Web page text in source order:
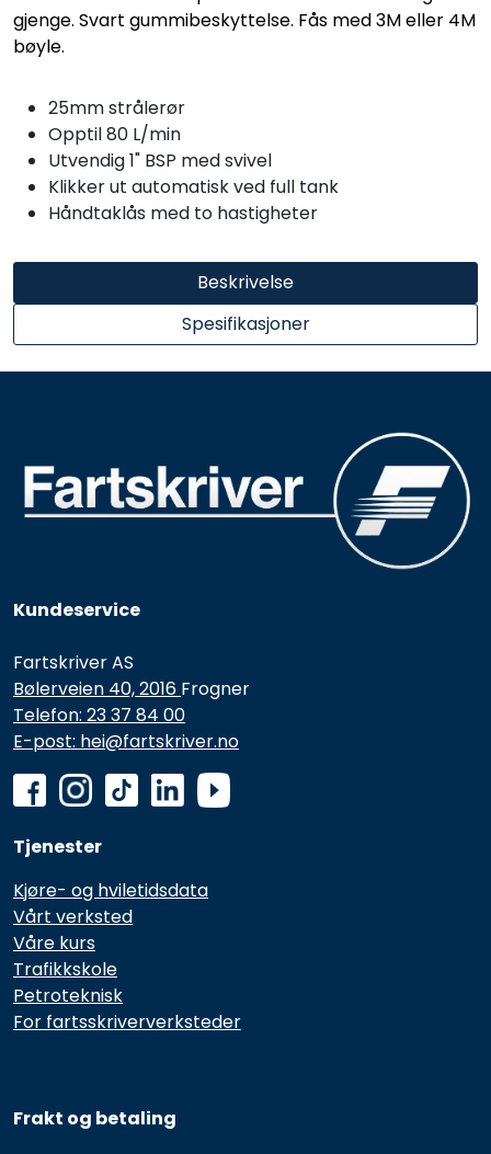
gjenge. Svart gummibeskyttelse. Fås med 3M eller 4M
bøyle.
Beskrivelse
Spesifikasjoner
25mm strålerør
Opptil 80 L/min
Utvendig 1" BSP med svivel
Klikker ut automatisk ved full tank
Håndtaklås med to hastigheter
Frakt og betaling
Kundeservice
Fartskriver AS
Bølerveien 40, 2016 Frogner
Telefon: 23 37 84 00
E-post: hei@fartskriver.no
Tjenester
Kjøre- og hviletidsdata
Vårt verksted
Våre kurs
Trafikkskole
Petroteknisk
For fartsskriververksteder